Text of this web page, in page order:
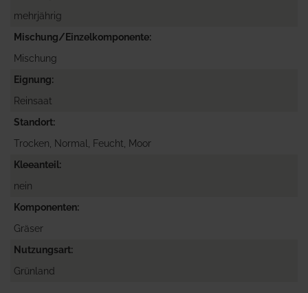
mehrjährig
Mischung/Einzelkomponente
Mischung
Eignung
Reinsaat
Standort
Trocken, Normal, Feucht, Moor
Kleeanteil
nein
Komponenten
Gräser
Nutzungsart
Grünland